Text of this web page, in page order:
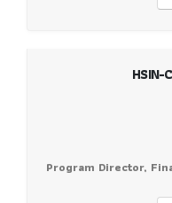
HSIN-
Program Director,